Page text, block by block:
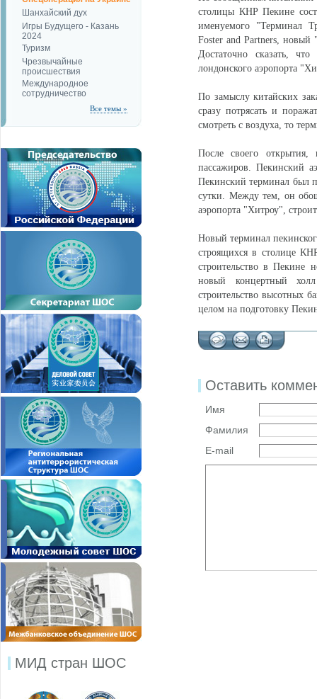
Шанхайский дух
Игры Будущего - Казань
2024
Туризм
Чрезвычайные
происшествия
Международное
сотрудничество
Все темы »
МИД стран ШОС
столицы КНР Пекине
именуемого "Терминал
Foster and Partners, новый
Достаточно сказать,
лондонского аэропорта
По замыслу китайских
сразу потрясать и
смотреть с воздуха, то
После своего
пассажиров. Пекинский
Пекинский терминал был
сутки. Между тем, он
аэропорта "Хитроу",
Новый терминал
строящихся в столице
строительство в Пекине
новый концертный
строительство высотных
целом на подготовку
Оставить
Имя
Фамилия
E-mail